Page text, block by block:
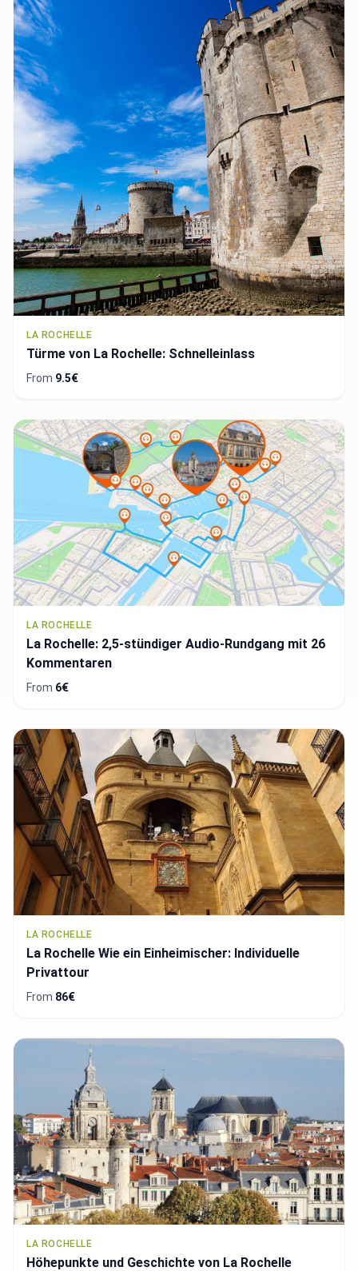
LA ROCHELLE
Türme von La Rochelle: Schnelleinlass
From 9.5€
LA ROCHELLE
La Rochelle: 2,5-stündiger Audio-Rundgang mit 26
Kommentaren
From 6€
LA ROCHELLE
La Rochelle Wie ein Einheimischer: Individuelle
Privattour
From 86€
LA ROCHELLE
Höhepunkte und Geschichte von La Rochelle